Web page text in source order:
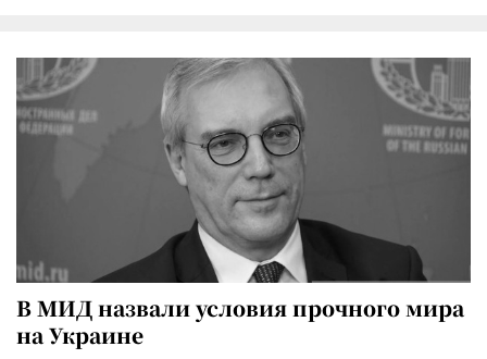
В МИД назвали условия прочного мира
на Украине